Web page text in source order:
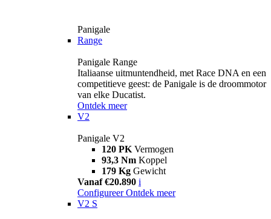
Panigale
Range
Panigale Range
Italiaanse uitmuntendheid, met Race DNA en een
competitieve geest: de Panigale is de droommotor
van elke Ducatist.
Ontdek meer
V2
Panigale V2
120 PK Vermogen
93,3 Nm Koppel
179 Kg Gewicht
Vanaf €20.890 i
Configureer Ontdek meer
V2 S